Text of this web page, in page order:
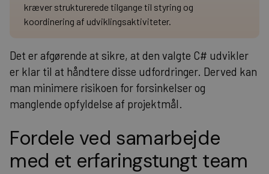
kræver strukturerede tilgange til styring og
koordinering af udviklingsaktiviteter.
Det er afgørende at sikre, at den valgte C# udvikler
er klar til at håndtere disse udfordringer. Derved kan
man minimere risikoen for forsinkelser og
manglende opfyldelse af projektmål.
Fordele ved samarbejde
med et erfaringstungt team